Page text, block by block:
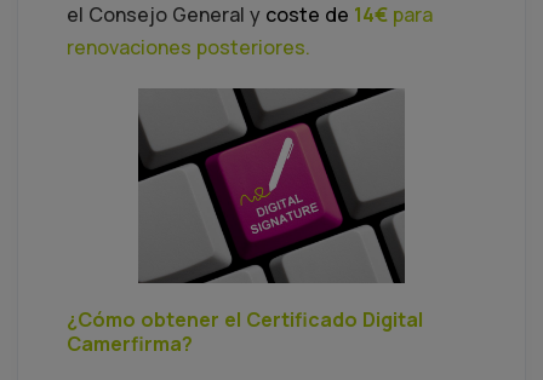
el Consejo General y coste de 14€ para
renovaciones posteriores.
¿Cómo obtener el Certificado Digital
Camerfirma?